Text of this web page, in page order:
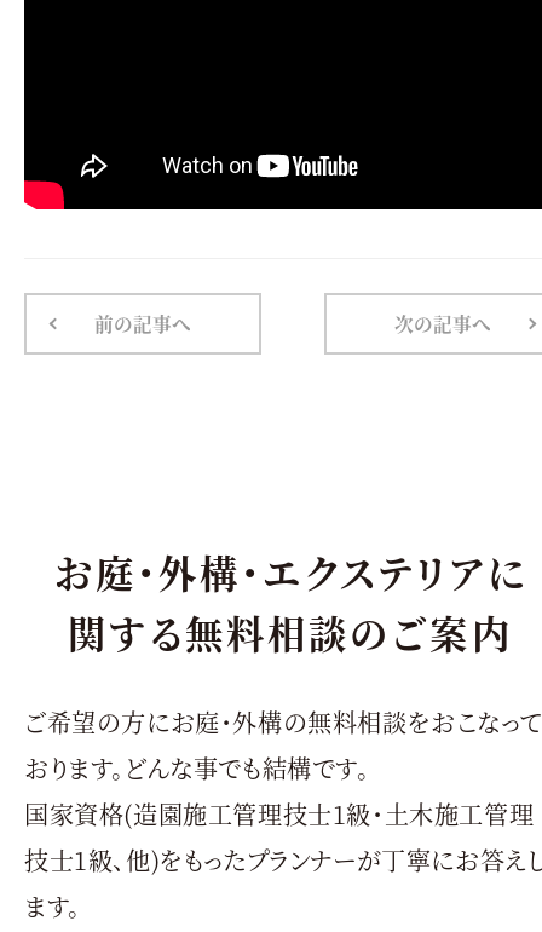
前の記事へ 次の記事へ
お庭・外構・エクステリアに
関する無料相談のご案内
ご希望の方にお庭・外構の無料相談をおこなって
おります。どんな事でも結構です。
国家資格(造園施工管理技士1級・土木施工管理
技士1級、他)をもったプランナーが丁寧にお答え
ます。